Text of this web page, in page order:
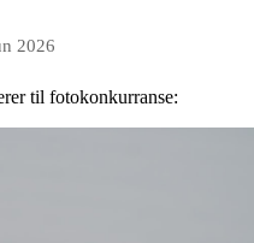
2026
til fotokonkurranse: